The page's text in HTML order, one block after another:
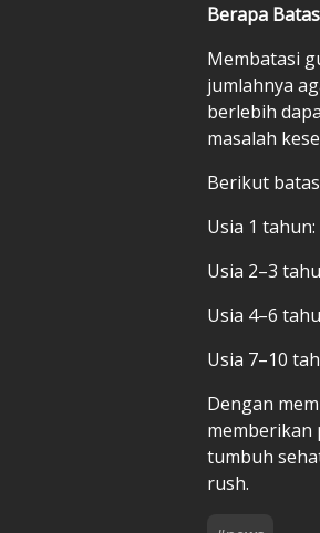
Berapa
Membatasi
jumlahnya
berlebih
masalah
Berikut
Usia 1
Usia 2–3
Usia 4–6
Usia 7–10
Dengan
memberikan
tumbuh
rush.